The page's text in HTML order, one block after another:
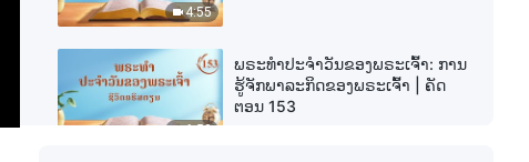
4:55
6:52
ພຣະທຳປະຈຳວັນຂອງພຣະເຈົ້າ: ການ
ຮູ້ຈັກພາລະກິດຂອງພຣະເຈົ້າ | ຄັດ
ຕອນ 153